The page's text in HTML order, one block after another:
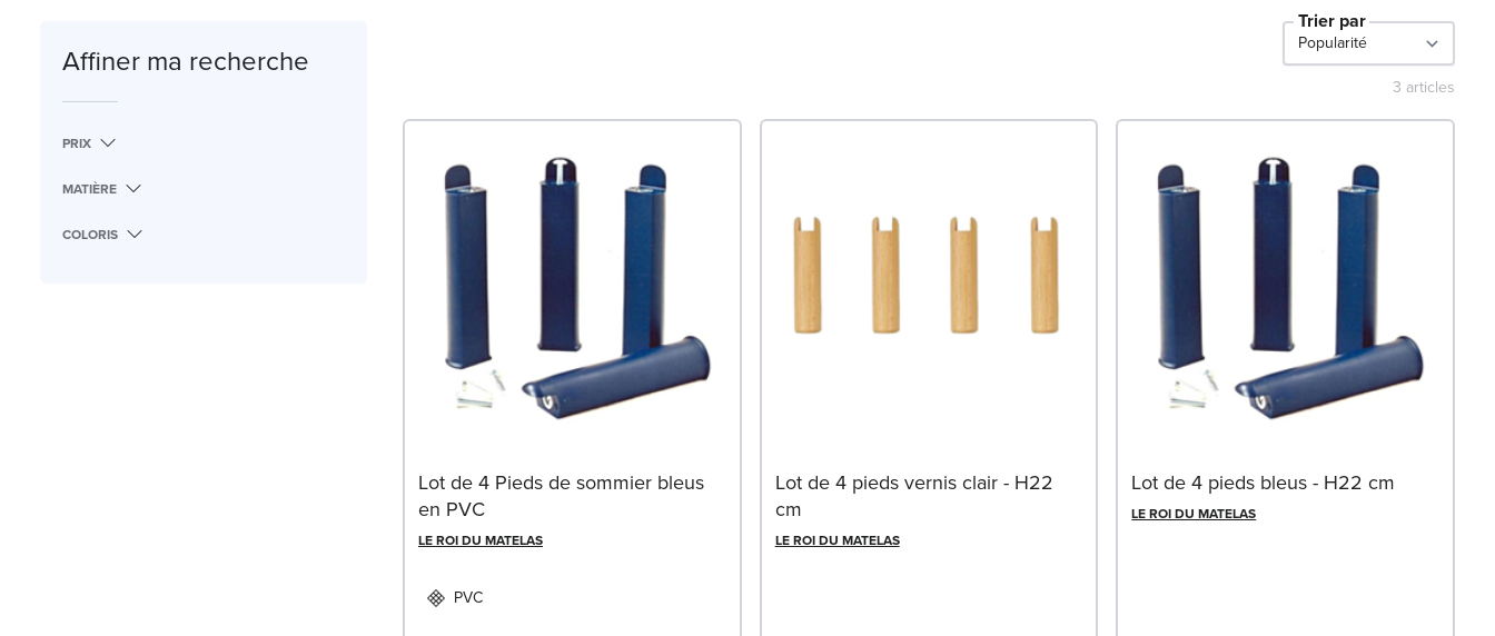
Affiner ma recherche
PRIX
MATIÈRE
COLORIS
Trier par
3 articles
Lot de 4 Pieds de sommier bleus
en PVC
LE ROI DU MATELAS
PVC
Lot de 4 pieds vernis clair - H22
cm
LE ROI DU MATELAS
Lot de 4 pieds bleus - H22 cm
LE ROI DU MATELAS